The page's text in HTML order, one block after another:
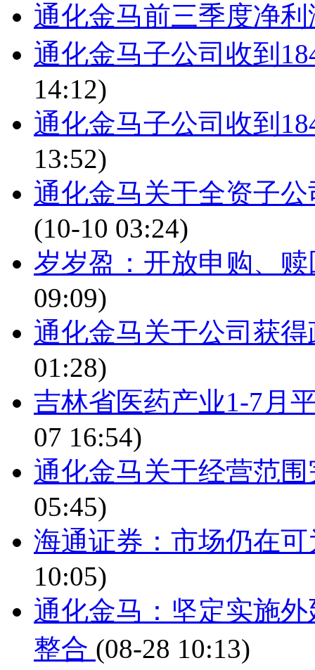
通化金马前三季度净
通化金马子公司收到
14:12)
通化金马子公司收到
13:52)
通化金马关于全资子
(10-10 03:24)
岁岁盈：开放申购、
09:09)
通化金马关于公司获
01:28)
吉林省医药产业1-7月
07 16:54)
通化金马关于经营范
05:45)
海通证券：市场仍在
10:05)
通化金马：坚定实施
整合 (08-28 10:13)